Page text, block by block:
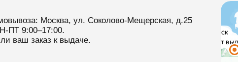
Москва, ул. Соколово-Мещерская, д.25
ПТ 9:00–17:00.
ваш заказ к выдаче.